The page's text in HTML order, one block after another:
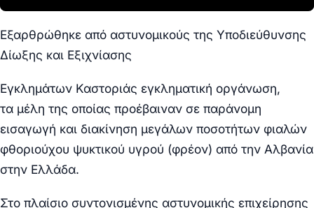
Εξαρθρώθηκε από αστυνομικούς της Υποδιεύθυνσης
Δίωξης και Εξιχνίασης
Εγκλημάτων Καστοριάς εγκληματική οργάνωση,
τα μέλη της οποίας προέβαιναν σε παράνομη
εισαγωγή και διακίνηση μεγάλων ποσοτήτων φιαλών
φθοριούχου ψυκτικού υγρού (φρέον) από την Αλβανία
στην Ελλάδα.
Στο πλαίσιο συντονισμένης αστυνομικής επιχείρησης